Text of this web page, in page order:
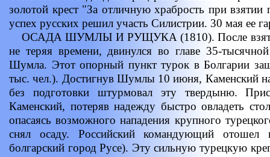
золотой крест "За отличную храбрость при
успех русских решил участь Силистрии. 30 мая ее
ОСАДА ШУМЛЫ И РУЩУКА (1810). После взятия
не теряя времени, двинулся во главе 35-
Шумла. Этот опорный пункт турок в Болгарии
тыс. чел.). Достигнув Шумлы 10 июня, Каменский
без подготовки штурмовал эту твердыню.
Каменский, потеряв надежду быстро овладеть
опасаясь возможного нападения крупного
снял осаду. Российский командующий
болгарский город Русе). Эту сильную турецкую